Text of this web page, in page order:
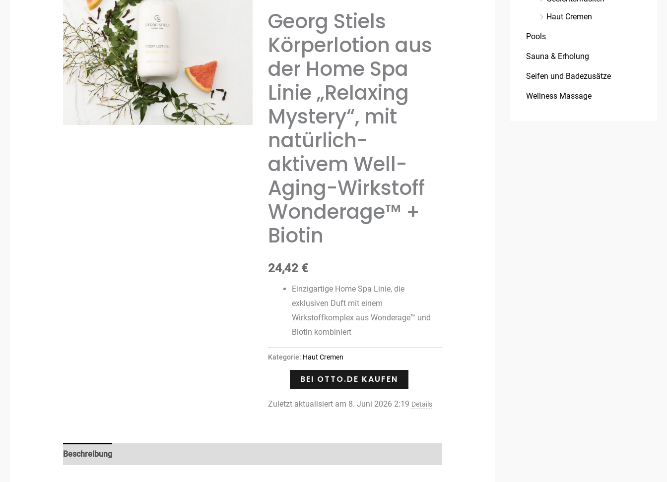
Georg Stiels
Körperlotion aus
der Home Spa
Linie „Relaxing
Mystery“, mit
natürlich-
aktivem Well-
Aging-Wirkstoff
Wonderage™ +
Biotin
24,42 €
Einzigartige Home Spa Linie, die
exklusiven Duft mit einem
Wirkstoffkomplex aus Wonderage™ und
Biotin kombiniert
Kategorie: Haut Cremen
BEI OTTO.DE KAUFEN
Zuletzt aktualisiert am 8. Juni 2026 2:19 Details
Beschreibung
Haut Cremen
Pools
Sauna & Erholung
Seifen und Badezusätze
Wellness Massage